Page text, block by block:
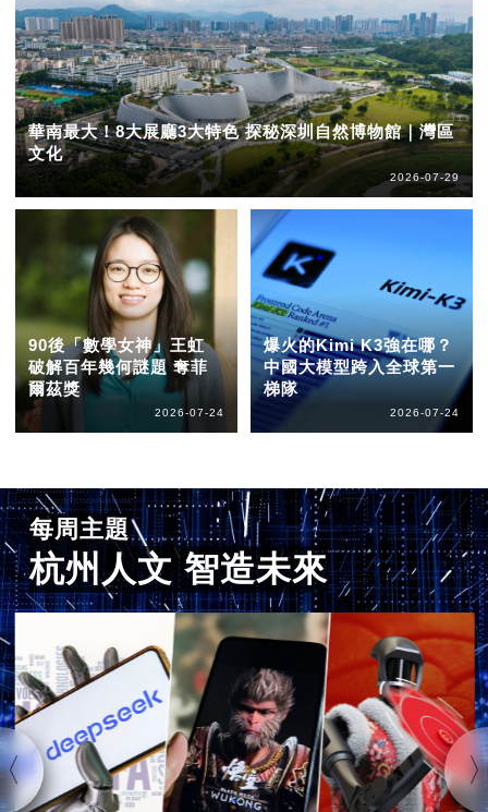
華南最大！8大展廳3大特色 探秘深圳自然博物館｜灣區
文化
2026-07-29
90後「數學女神」王虹
破解百年幾何謎題 奪菲
爾茲獎
2026-07-24
爆火的Kimi K3強在哪？
中國大模型跨入全球第一
梯隊
2026-07-24
每周主題
杭州人文 智造未來